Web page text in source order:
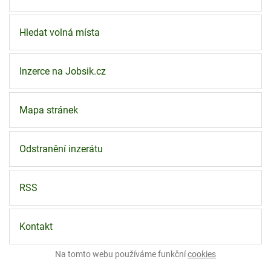
Hledat volná místa
Inzerce na Jobsik.cz
Mapa stránek
Odstranění inzerátu
RSS
Kontakt
Na tomto webu používáme funkčnícookies